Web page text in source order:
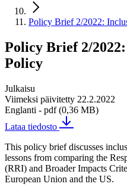
Policy Brief 2/2022:
Policy Brief 2/
Policy
Julkaisu
Viimeksi päivitetty 22.2.2022
Englanti - pdf (0,36 MB)
Lataa tiedosto
This policy brief discusses
lessons from comparing the
(RRI) and Broader Impacts
European Union and the US.